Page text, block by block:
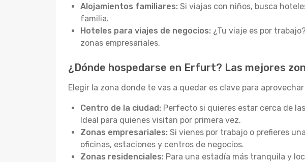
Alojamientos familiares: Si viajas con niños, busca
familia.
Hoteles para viajes de negocios: ¿Tu viaje es por
zonas empresariales.
¿Dónde hospedarse en Erfurt? Las mejores
Elegir la zona donde te vas a quedar es clave para
Centro de la ciudad: Perfecto si quieres estar cerca de
Ideal para quienes visitan por primera vez.
Zonas empresariales: Si vienes por trabajo o prefieres
oficinas, estaciones y centros de negocios.
Zonas residenciales: Para una estadía más tranquila y